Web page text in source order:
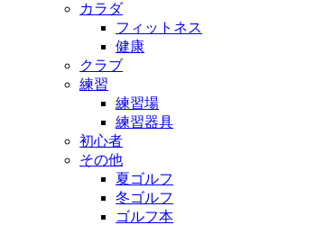
カラダ
フィットネス
健康
クラブ
練習
練習場
練習器具
初心者
その他
夏ゴルフ
冬ゴルフ
ゴルフ本